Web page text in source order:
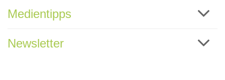
Medientipps
Newsletter